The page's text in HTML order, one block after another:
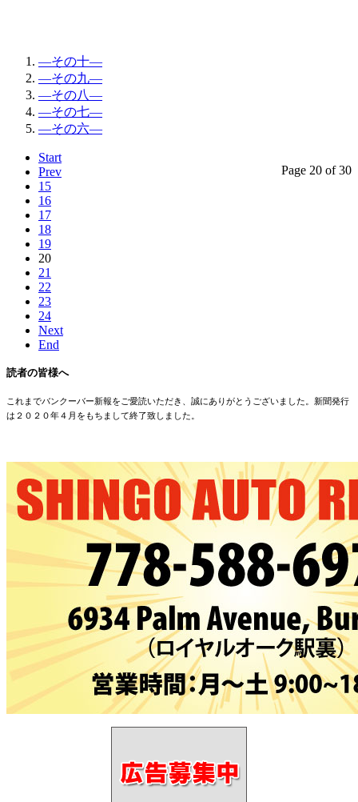
―その十―
―その九―
―その八―
―その七―
―その六―
Page 20 of 30
Start
Prev
15
16
17
18
19
20
21
22
23
24
Next
End
読者の皆様へ
これまでバンクーバー新報をご愛読いただき、誠にありがとうございました。新聞発行
は２０２０年４月をもちまして終了致しました。